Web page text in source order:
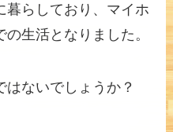
暮らしており、マイホ
生活となりました。
はないでしょうか？